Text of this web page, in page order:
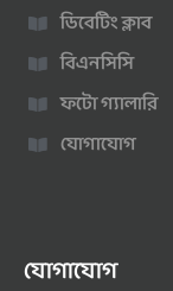
ডিবেটিং ক্লাব
বিএনসিসি
ফটো গ্যালারি
যোগাযোগ
যোগাযোগ